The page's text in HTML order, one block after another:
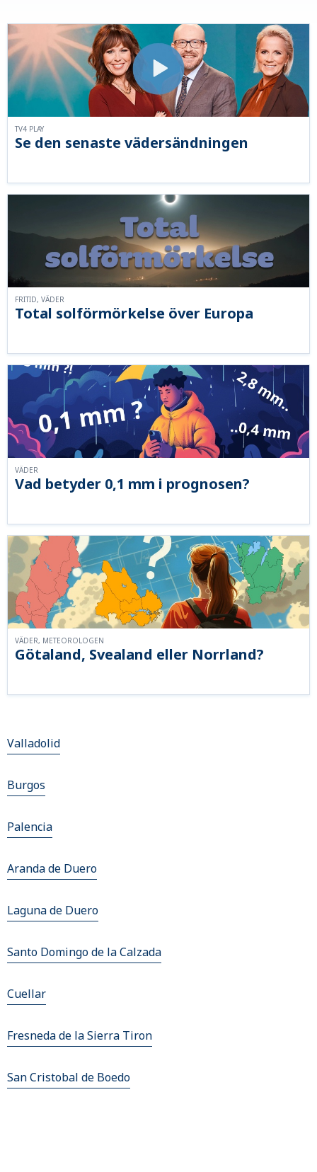
Se den senaste vädersändningen
TV4 PLAY
Total solförmörkelse över Europa
FRITID, VÄDER
Vad betyder 0,1 mm i prognosen?
VÄDER
Götaland, Svealand eller Norrland?
VÄDER, METEOROLOGEN
Valladolid
Burgos
Palencia
Aranda de Duero
Laguna de Duero
Santo Domingo de la Calzada
Cuellar
Fresneda de la Sierra Tiron
San Cristobal de Boedo